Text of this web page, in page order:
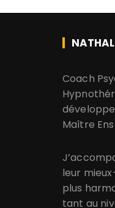
​​​​​​​Coach
Maître
leur
plus
tant au